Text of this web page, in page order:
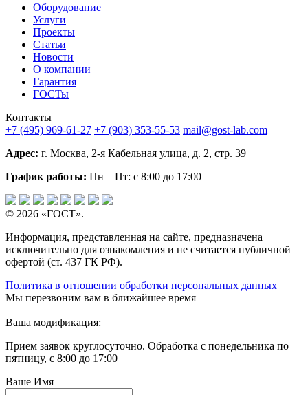
Оборудование
Услуги
Проекты
Статьи
Новости
О компании
Гарантия
ГОСТы
Контакты
+7 (495) 969-61-27 +7 (903) 353-55-53 mail@gost-lab.com
Адрес: г. Москва, 2-я Кабельная улица, д. 2, стр. 39
График работы: Пн – Пт: с 8:00 до 17:00
© 2026 «ГОСТ».
Информация, представленная на сайте, предназначена
исключительно для ознакомления и не считается публичной
офертой (ст. 437 ГК РФ).
Политика в отношении обработки персональных данных
Мы перезвоним вам в ближайшее время
Ваша модификация:
Прием заявок круглосуточно. Обработка с понедельника по
пятницу, с 8:00 до 17:00
Ваше Имя